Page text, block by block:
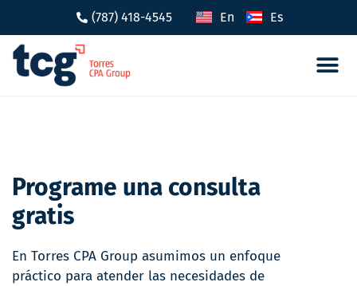
(787) 418-4545 En Es
Programe una consulta
gratis
En Torres CPA Group asumimos un enfoque
práctico para atender las necesidades de